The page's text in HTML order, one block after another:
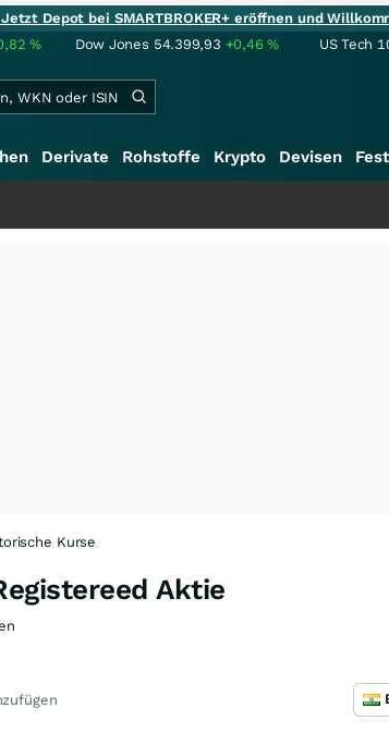
Depot bei SMARTBROKER+ eröffnen und
% Dow Jones 54.399,93 +0,46% US Tech
Derivate Rohstoffe Krypto Devisen
Kurse
Aktie